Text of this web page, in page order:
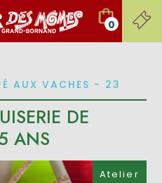
0
Atelier
AUX VACHES - 23
DE
ANS